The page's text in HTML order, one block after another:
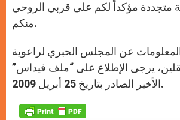
متجددة مؤكداً لكم على قربي الروحي
منكم.
عن المجلس الحبري لراعوية
يرجى الإطلاع على “ملف فيداس”
الأخير الصادر بتاريخ 25 أبريل 2009.